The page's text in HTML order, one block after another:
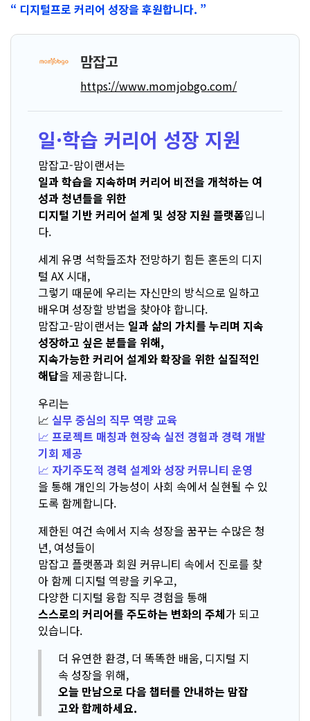
“ 디지털프로 커리어 성장을 후원합니다. ”
맘잡고
https://www.momjobgo.com/
일·학습 커리어 성장 지원
맘잡고-맘이랜서는
일과 학습을 지속하며 커리어 비전을 개척하는 여
성과 청년들을 위한
디지털 기반 커리어 설계 및 성장 지원 플랫폼입니
다.
세계 유명 석학들조차 전망하기 힘든 혼돈의 디지
털 AX 시대,
그렇기 때문에 우리는 자신만의 방식으로 일하고
배우며 성장할 방법을 찾아야 합니다.
맘잡고-맘이랜서는 일과 삶의 가치를 누리며 지속
성장하고 싶은 분들을 위해,
지속가능한 커리어 설계와 확장을 위한 실질적인
해답을 제공합니다.
우리는
📈 실무 중심의 직무 역량 교육
📈 프로젝트 매칭과 현장속 실전 경험과 경력 개발
기회 제공
📈 자기주도적 경력 설계와 성장 커뮤니티 운영
을 통해 개인의 가능성이 사회 속에서 실현될 수 있
도록 함께합니다.
제한된 여건 속에서 지속 성장을 꿈꾸는 수많은 청
년, 여성들이
맘잡고 플랫폼과 회원 커뮤니티 속에서 진로를 찾
아 함께 디지털 역량을 키우고,
다양한 디지털 융합 직무 경험을 통해
스스로의 커리어를 주도하는 변화의 주체가 되고
있습니다.
더 유연한 환경, 더 똑똑한 배움, 디지털 지
속 성장을 위해,
오늘 만남으로 다음 챕터를 안내하는 맘잡
고와 함께하세요.